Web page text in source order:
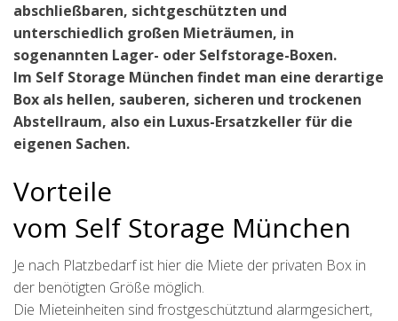
abschließbaren, sichtgeschützten und
unterschiedlich großen Mieträumen, in
sogenannten Lager- oder Selfstorage-Boxen.
Im Self Storage München findet man eine derartige
Box als hellen, sauberen, sicheren und trockenen
Abstellraum, also ein Luxus-Ersatzkeller für die
eigenen Sachen.
Vorteile
vom Self Storage München
Je nach Platzbedarf ist hier die Miete der privaten Box in
der benötigten Größe möglich.
Die Mieteinheiten sind frostgeschütztund alarmgesichert,